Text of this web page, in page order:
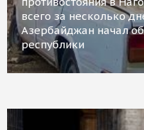
всего за несколько
Азербайджан начал
республики